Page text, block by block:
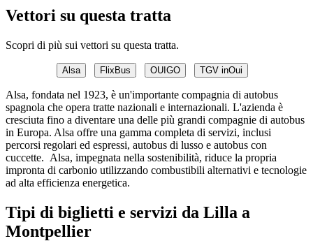
Vettori su questa tratta
Scopri di più sui vettori su questa tratta.
Alsa FlixBus OUIGO TGV inOui
Alsa, fondata nel 1923, è un'importante compagnia di autobus
spagnola che opera tratte nazionali e internazionali. L'azienda è
cresciuta fino a diventare una delle più grandi compagnie di autobus
in Europa. Alsa offre una gamma completa di servizi, inclusi
percorsi regolari ed espressi, autobus di lusso e autobus con
cuccette. Alsa, impegnata nella sostenibilità, riduce la propria
impronta di carbonio utilizzando combustibili alternativi e tecnologie
ad alta efficienza energetica.
Tipi di biglietti e servizi da Lilla a
Montpellier